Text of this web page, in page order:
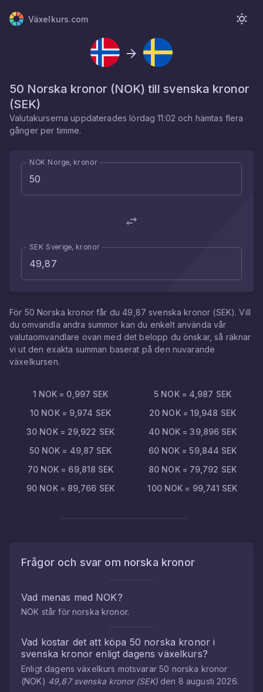
Växelkurs.com
50 Norska kronor (NOK) till svenska kronor
(SEK)
Valutakurserna uppdateradeslördag 11:02 och hämtas flera
gånger per timme.
NOK Norge, kronor
SEK Sverige, kronor
För 50 Norska kronor får du49,87 svenska kronor (SEK). Vill
du omvandla andra summor kan du enkelt använda vår
valutaomvandlare ovan med det belopp du önskar, så räknar
vi ut den exakta summan baserat på den nuvarande
växelkursen.
1 NOK = 0,997 SEK 5 NOK= 4,987 SEK
10 NOK= 9,974 SEK 20 NOK= 19,948 SEK
30 NOK= 29,922 SEK 40 NOK =39,896 SEK
50 NOK = 49,87 SEK 60 NOK =59,844 SEK
70 NOK = 69,818 SEK 80 NOK= 79,792 SEK
90 NOK= 89,766 SEK 100 NOK = 99,741 SEK
Frågor och svar om norska kronor
Vad menas med NOK?
NOK står för norska kronor.
Vad kostar det att köpa 50 norska kronor i
svenska kronor enligt dagens växelkurs?
Enligt dagens växelkurs motsvarar50 norska kronor
(NOK) 49,87 svenska kronor(SEK)den 8 augusti 2026.